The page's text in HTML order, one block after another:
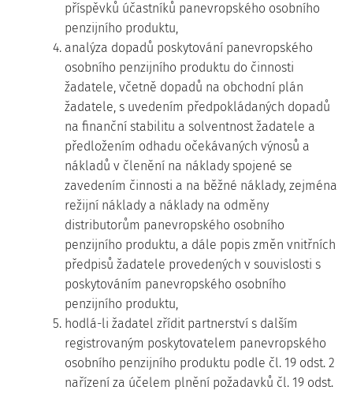
příspěvků účastníků panevropského osobního
penzijního produktu,
4. analýza dopadů poskytování panevropského
osobního penzijního produktu do činnosti
žadatele, včetně dopadů na obchodní plán
žadatele, s uvedením předpokládaných dopadů
na finanční stabilitu a solventnost žadatele a
předložením odhadu očekávaných výnosů a
nákladů v členění na náklady spojené se
zavedením činnosti a na běžné náklady, zejména
režijní náklady a náklady na odměny
distributorům panevropského osobního
penzijního produktu, a dále popis změn vnitřních
předpisů žadatele provedených v souvislosti s
poskytováním panevropského osobního
penzijního produktu,
5. hodlá-li žadatel zřídit partnerství s dalším
registrovaným poskytovatelem panevropského
osobního penzijního produktu podle čl. 19 odst. 2
nařízení za účelem plnění požadavků čl. 19 odst.